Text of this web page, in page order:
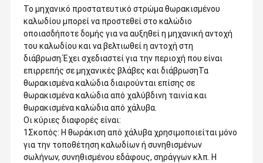
Το μηχανικό προστατευτικό στρώμα θωρακισμένου
καλωδίου μπορεί να προστεθεί στο καλώδιο
οποιασδήποτε δομής για να αυξηθεί η μηχανική αντοχή
του καλωδίου και να βελτιωθεί η αντοχή στη
διάβρωση.Έχει σχεδιαστεί για την περιοχή που είναι
επιρρεπής σε μηχανικές βλάβες και διάβρωσηΤα
θωρακισμένα καλώδια διαιρούνται επίσης σε
θωρακισμένα καλώδια από χαλύβδινη ταινία και
θωρακισμένα καλώδια από χάλυβα.
Οι κύριες διαφορές είναι:
1Σκοπός: Η θωράκιση από χάλυβα χρησιμοποιείται μόνο
για την τοποθέτηση καλωδίων ή συνηθισμένων
σωλήνων, συνηθισμένου εδάφους, σηράγγων κλπ. Η